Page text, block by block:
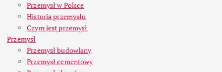
Przemysł w Polsce
Historia przemysłu
Czym jest przemysł
Przemysł
Przemysł budowlany
Przemysł cementowy